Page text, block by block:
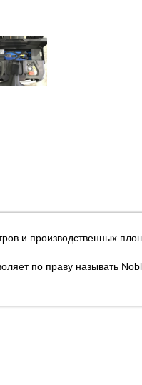
и производственных
по праву называть